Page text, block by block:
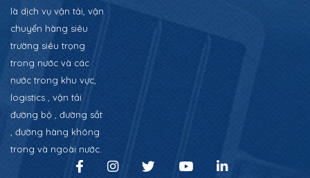
là dịch vụ vận tải, vận
chuyển hàng siêu
trường siêu trọng
trong nước và các
nước trong khu vực,
logistics , vận tải
đường bộ , đường sắt
, đường hàng không
trong và ngoài nước.